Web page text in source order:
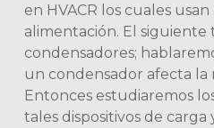
en HVACR los cuales
alimentación. El siguiente
condensadores;
un condensador afecta la
Entonces estudiaremos
tales dispositivos de carga